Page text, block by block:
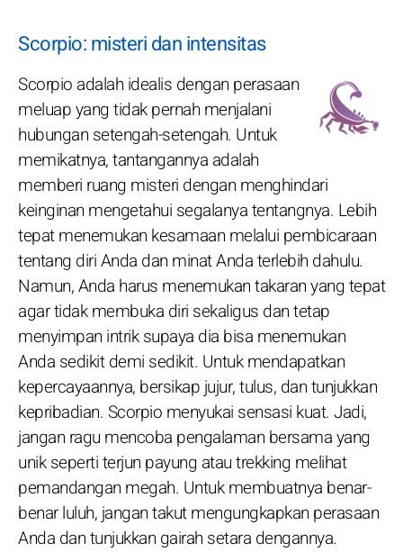
Scorpio: misteri dan intensitas
Scorpio adalah idealis dengan perasaan
meluap yang tidak pernah menjalani
hubungan setengah-setengah. Untuk
memikatnya, tantangannya adalah
memberi ruang misteri dengan menghindari
keinginan mengetahui segalanya tentangnya. Lebih
tepat menemukan kesamaan melalui pembicaraan
tentang diri Anda dan minat Anda terlebih dahulu.
Namun, Anda harus menemukan takaran yang tepat
agar tidak membuka diri sekaligus dan tetap
menyimpan intrik supaya dia bisa menemukan
Anda sedikit demi sedikit. Untuk mendapatkan
kepercayaannya, bersikap jujur, tulus, dan tunjukkan
kepribadian. Scorpio menyukai sensasi kuat. Jadi,
jangan ragu mencoba pengalaman bersama yang
unik seperti terjun payung atau trekking melihat
pemandangan megah. Untuk membuatnya benar-
benar luluh, jangan takut mengungkapkan perasaan
Anda dan tunjukkan gairah setara dengannya.